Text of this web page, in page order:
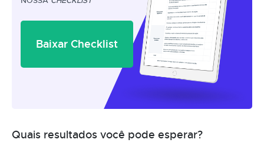
Baixar Checklist
Quais resultados você pode esperar?